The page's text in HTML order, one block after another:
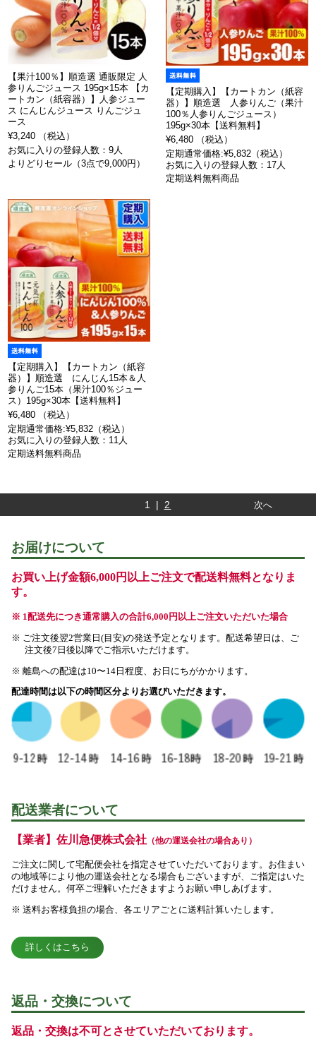
【果汁100％】順造選 通販限定 人
参りんごジュース 195g×15本 【カ
ートカン（紙容器）】人参ジュー
ス にんじんジュース りんごジュ
ース
¥3,240 （税込）
お気に入りの登録人数：9人
よりどりセール（3点で9,000円）
【定期購入】【カートカン（紙容
器）】順造選 人参りんご（果汁
100％人参りんごジュース）
195g×30本【送料無料】
¥6,480 （税込）
定期通常価格:¥5,832（税込）
お気に入りの登録人数：17人
定期送料無料商品
【定期購入】【カートカン（紙容
器）】順造選 にんじん15本＆人
参りんご15本（果汁100％ジュー
ス）195g×30本【送料無料】
¥6,480 （税込）
定期通常価格:¥5,832（税込）
お気に入りの登録人数：11人
定期送料無料商品
1 | 2 次へ